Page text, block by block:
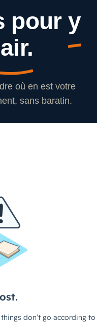
pour y
où en est votre
sans baratin.